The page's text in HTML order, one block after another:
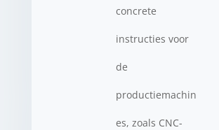
concrete
instructies voor
de
productiemachin
es, zoals CNC-